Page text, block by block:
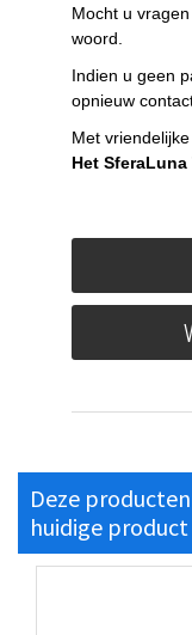
Mocht u
woord.
Indien u geen
opnieuw
Met vriendelijke
Het SferaLuna
Deze
huidige product